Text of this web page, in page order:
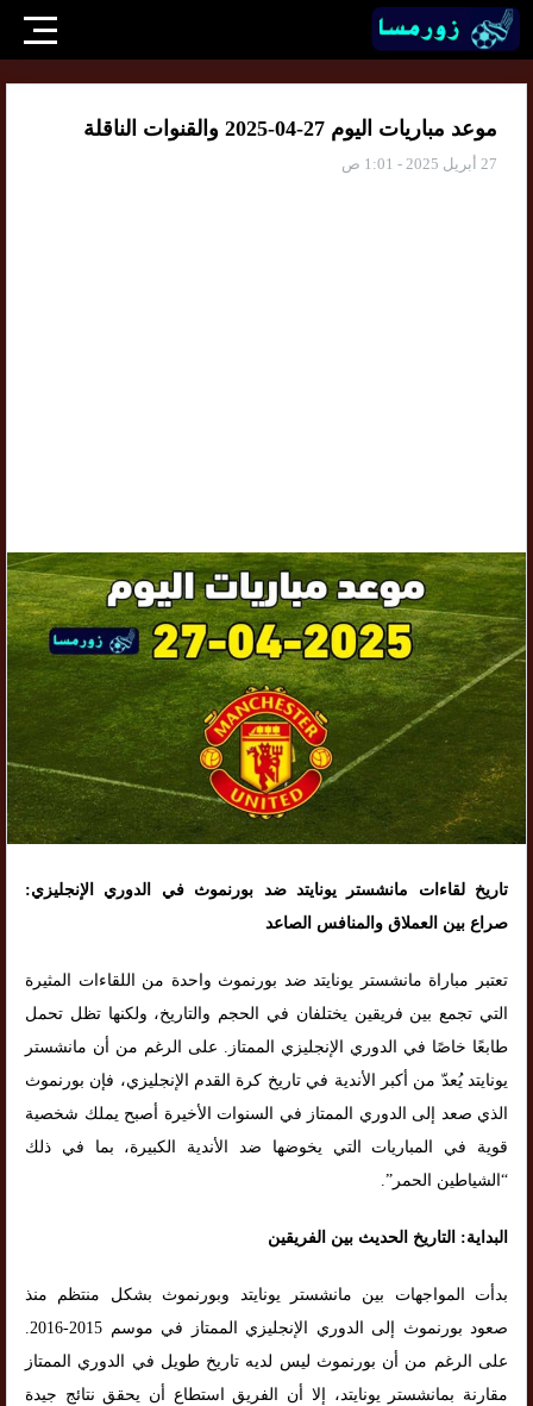
موعد مباريات اليوم 27-04-2025 والقنوات الناقلة
27 أبريل 2025 - 1:01 ص
تاريخ لقاءات مانشستر يونايتد ضد بورنموث في الدوري الإنجليزي:
صراع بين العملاق والمنافس الصاعد
تعتبر مباراة مانشستر يونايتد ضد بورنموث واحدة من اللقاءات المثيرة
التي تجمع بين فريقين يختلفان في الحجم والتاريخ، ولكنها تظل تحمل
طابعًا خاصًا في الدوري الإنجليزي الممتاز. على الرغم من أن مانشستر
يونايتد يُعدّ من أكبر الأندية في تاريخ كرة القدم الإنجليزي، فإن بورنموث
الذي صعد إلى الدوري الممتاز في السنوات الأخيرة أصبح يملك شخصية
قوية في المباريات التي يخوضها ضد الأندية الكبيرة، بما في ذلك
“الشياطين الحمر”.
البداية: التاريخ الحديث بين الفريقين
بدأت المواجهات بين مانشستر يونايتد وبورنموث بشكل منتظم منذ
صعود بورنموث إلى الدوري الإنجليزي الممتاز في موسم 2015-2016.
على الرغم من أن بورنموث ليس لديه تاريخ طويل في الدوري الممتاز
مقارنة بمانشستر يونايتد، إلا أن الفريق استطاع أن يحقق نتائج جيدة